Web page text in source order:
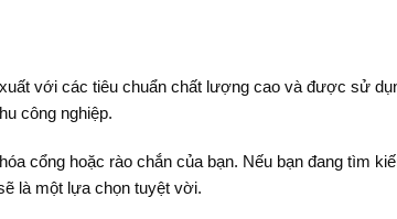
với các tiêu chuẩn chất lượng cao và được sử
công nghiệp.
cổng hoặc rào chắn của bạn. Nếu bạn đang tìm
là một lựa chọn tuyệt vời.